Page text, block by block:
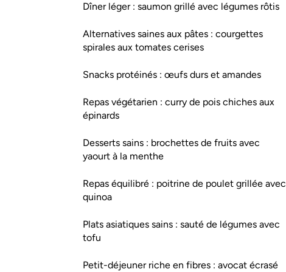
Dîner léger : saumon grillé avec légumes rôtis
Alternatives saines aux pâtes : courgettes
spirales aux tomates cerises
Snacks protéinés : œufs durs et amandes
Repas végétarien : curry de pois chiches aux
épinards
Desserts sains : brochettes de fruits avec
yaourt à la menthe
Repas équilibré : poitrine de poulet grillée avec
quinoa
Plats asiatiques sains : sauté de légumes avec
tofu
Petit-déjeuner riche en fibres : avocat écrasé